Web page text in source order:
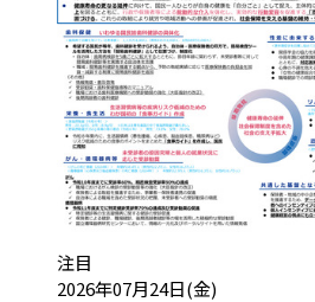
カテゴリ:
注目
投稿日:2026年07月24日(金)